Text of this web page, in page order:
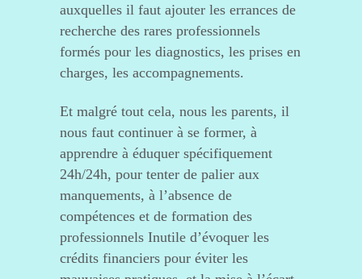
auxquelles il faut ajouter les errances de
recherche des rares professionnels
formés pour les diagnostics, les prises en
charges, les accompagnements.
Et malgré tout cela, nous les parents, il
nous faut continuer à se former, à
apprendre à éduquer spécifiquement
24h/24h, pour tenter de palier aux
manquements, à l’absence de
compétences et de formation des
professionnels Inutile d’évoquer les
crédits financiers pour éviter les